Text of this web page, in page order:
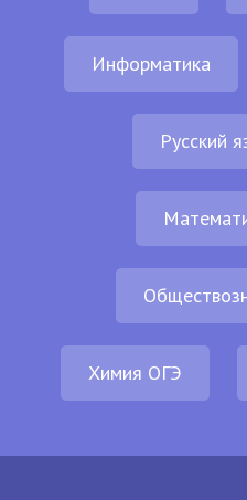
Информатика
Русский
Химия ОГЭ